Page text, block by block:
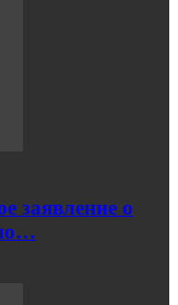
заявление о